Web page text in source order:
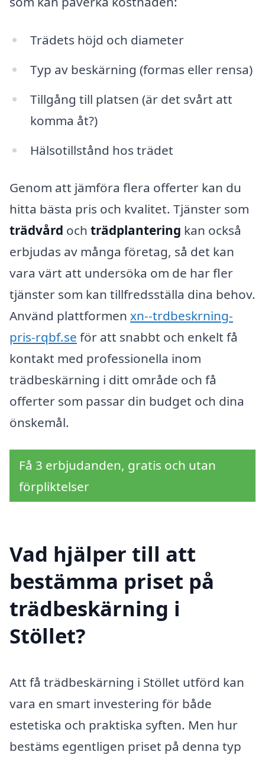
Trädets höjd och diameter
Typ av beskärning (formas eller rensa)
Tillgång till platsen (är det svårt att
komma åt?)
Hälsotillstånd hos trädet
Genom att jämföra flera offerter kan du
hitta bästa pris och kvalitet. Tjänster som
trädvård och trädplantering kan också
erbjudas av många företag, så det kan
vara värt att undersöka om de har fler
tjänster som kan tillfredsställa dina behov.
Använd plattformen xn--trdbeskrning-
pris-rqbf.se för att snabbt och enkelt få
kontakt med professionella inom
trädbeskärning i ditt område och få
offerter som passar din budget och dina
önskemål.
Få 3 erbjudanden, gratis och utan
förpliktelser
Vad hjälper till att
bestämma priset på
trädbeskärning i
Stöllet?
Att få trädbeskärning i Stöllet utförd kan
vara en smart investering för både
estetiska och praktiska syften. Men hur
bestäms egentligen priset på denna typ